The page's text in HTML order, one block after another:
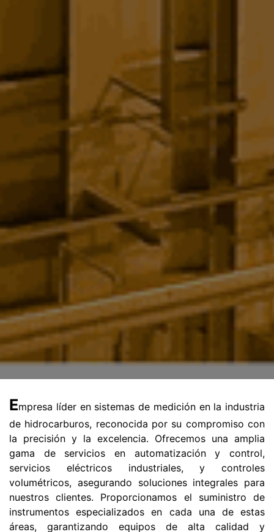
Empresa líder en sistemas de medición en la industria
de hidrocarburos, reconocida por su compromiso con
la precisión y la excelencia. Ofrecemos una amplia
gama de servicios en automatización y control,
servicios eléctricos industriales, y controles
volumétricos, asegurando soluciones integrales para
nuestros clientes. Proporcionamos el suministro de
instrumentos especializados en cada una de estas
áreas, garantizando equipos de alta calidad y